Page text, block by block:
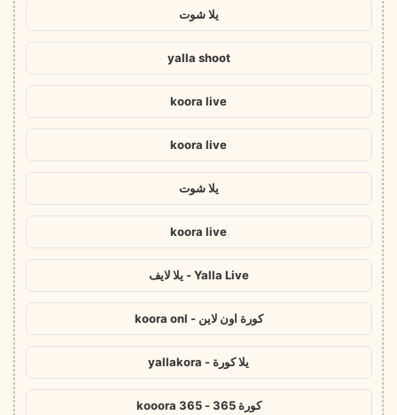
يلا شوت
yalla shoot
koora live
koora live
يلا شوت
koora live
Yalla Live - يلا لايف
كورة اون لاين - koora onl
يلا كورة - yallakora
كورة 365 - kooora 365